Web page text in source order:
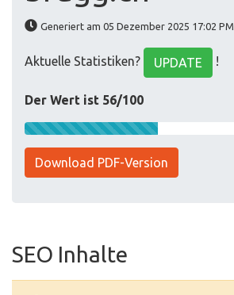
Generiert am 05 Dezember 2025 17:02 PM
Aktuelle Statistiken? UPDATE !
Der Wert ist 56/100
Download PDF-Version
SEO Inhalte